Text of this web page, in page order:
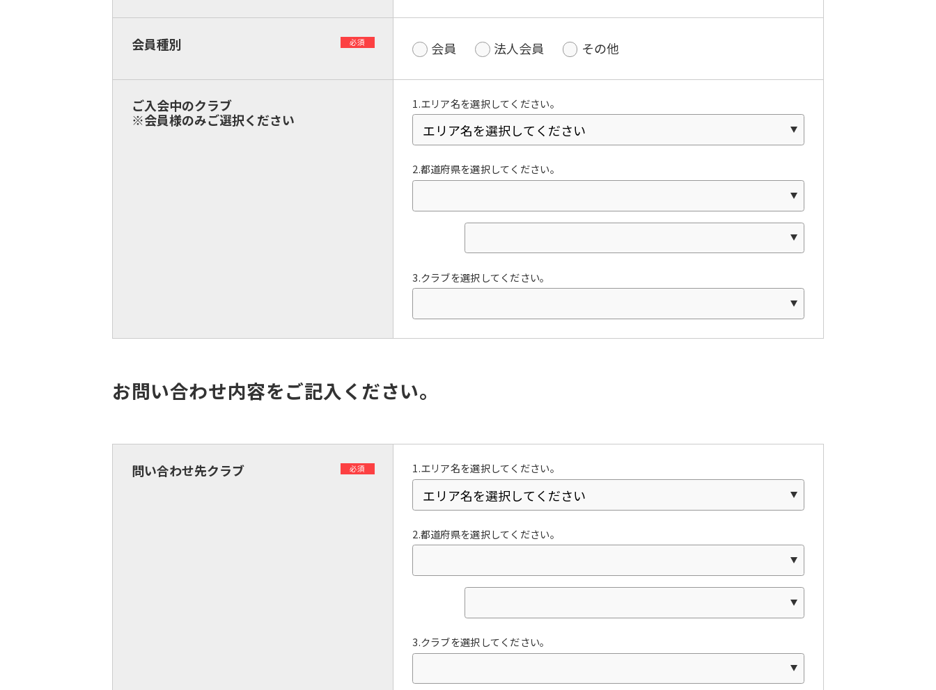
会員種別 必須 会員 法人会員 その他
ご入会中のクラブ
※会員様のみご選択ください
1.エリア名を選択してください。
2.都道府県を選択してください。
3.クラブを選択してください。
お問い合わせ内容をご記入ください。
問い合わせ先クラブ 必須 1.エリア名を選択してください。
2.都道府県を選択してください。
3.クラブを選択してください。
For foreigners
Central Sports official website is
English. Click the link below (start
automatic translation) to return to
translation service, the Japanese
version of this website will be
fully understand this before using
the service.
Automatic translation start